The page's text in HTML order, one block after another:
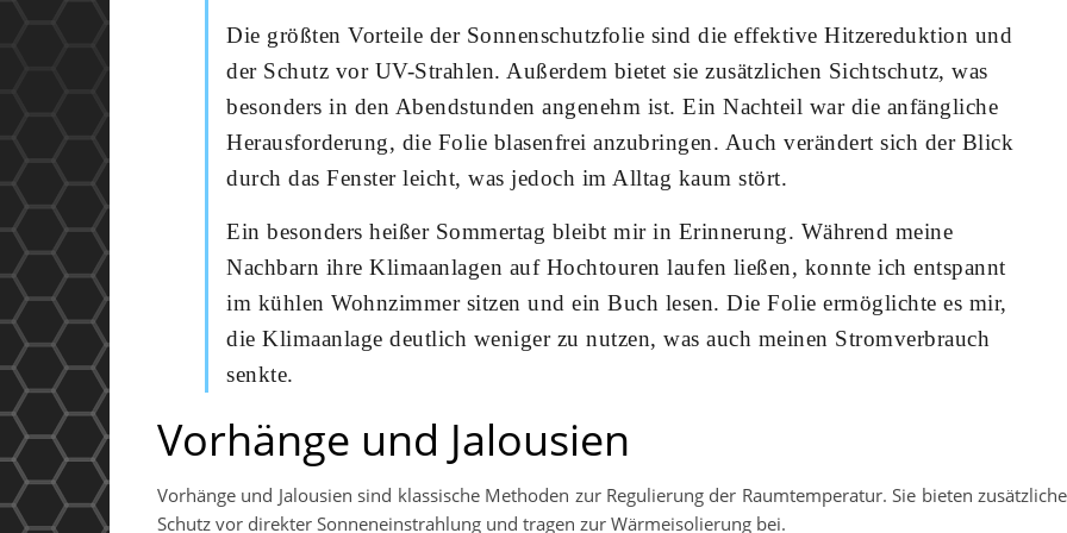
Die größten Vorteile der Sonnenschutzfolie sind die effektive Hitzereduktion und
der Schutz vor UV-Strahlen. Außerdem bietet sie zusätzlichen Sichtschutz, was
besonders in den Abendstunden angenehm ist. Ein Nachteil war die anfängliche
Herausforderung, die Folie blasenfrei anzubringen. Auch verändert sich der Blick
durch das Fenster leicht, was jedoch im Alltag kaum stört.
Ein besonders heißer Sommertag bleibt mir in Erinnerung. Während meine
Nachbarn ihre Klimaanlagen auf Hochtouren laufen ließen, konnte ich entspannt
im kühlen Wohnzimmer sitzen und ein Buch lesen. Die Folie ermöglichte es mir,
die Klimaanlage deutlich weniger zu nutzen, was auch meinen Stromverbrauch
senkte.
Vorhänge und Jalousien
Vorhänge und Jalousien sind klassische Methoden zur Regulierung der Raumtemperatur. Sie bieten
Schutz vor direkter Sonneneinstrahlung und tragen zur Wärmeisolierung bei.